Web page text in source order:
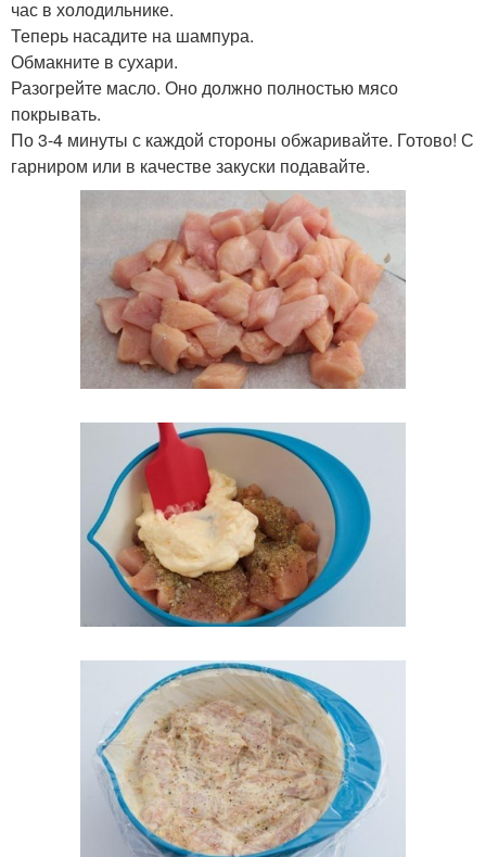
час в холодильнике.
Теперь насадите на шампура.
Обмакните в сухари.
Разогрейте масло. Оно должно полностью мясо
покрывать.
По 3-4 минуты с каждой стороны обжаривайте. Готово! С
гарниром или в качестве закуски подавайте.